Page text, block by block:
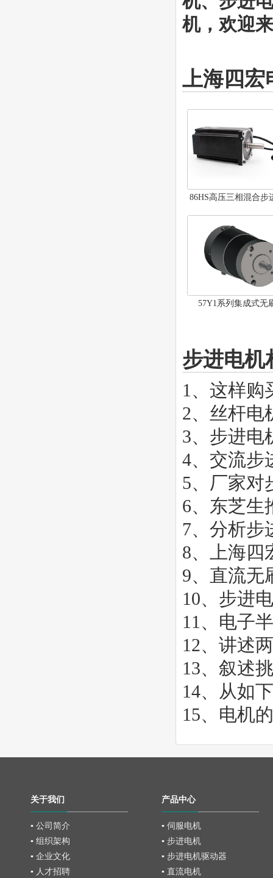
机，欢迎
上海四宏
86HS高压三相混合步
57Y1系列集成式无
步进电机
1、 这样购
2、 丝杆电
3、 步进电
4、 交流步
5、 厂家对
6、 东芝生
7、 分析步
8、
上海
9、 直流无
10、 步进
11、 电子
12、 讲述
13、 叙述
14、
从如
15、 电机
关于我们
▪ 公司简介
▪ 组织架构
▪ 企业文化
▪ 人才招聘
产品中心
▪ 伺服电机
▪ 步进电机
▪ 步进电机驱动器
▪ 直流电机